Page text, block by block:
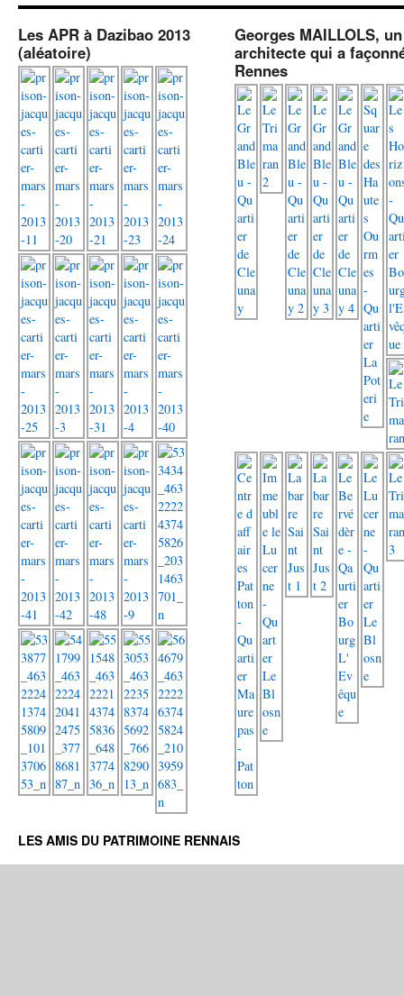
Les APR à Dazibao 2013
(aléatoire)
Georges MAILLOLS, un
architecte qui a
Rennes
LES AMIS DU PATRIMOINE RENNAIS